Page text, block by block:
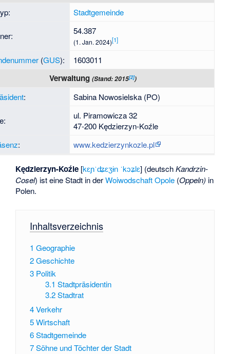
Stadtgemeinde
54.387
(1. Jan. 2024)[1]
(GUS): 1603011
Verwaltung (Stand: 2015[2])
: Sabina Nowosielska (PO)
ul. Piramowicza 32
47-200 Kędzierzyn-Koźle
: www.kedzierzynkozle.pl
Kędzierzyn-Koźle [kɛɲˈʥɛʒɨn ˈkɔʑlɛ] (deutschKandrzin-
Cosel) ist eine Stadt in derWoiwodschaft Opole (Oppeln) in
Polen.
Inhaltsverzeichnis
1 Geographie
2Geschichte
3 Politik
3.1 Stadtpräsidentin
3.2 Stadtrat
4Verkehr
5Wirtschaft
6Stadtgemeinde
7Söhne und Töchter der Stadt